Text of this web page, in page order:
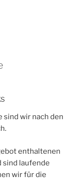
sind wir nach den
enthaltenen
laufende
wir für die